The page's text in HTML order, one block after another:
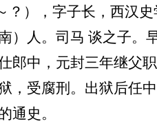
？），字子长，西汉
）人。司马 谈之子。
郎中，元封三年继父
，受腐刑。出狱后任
通史。